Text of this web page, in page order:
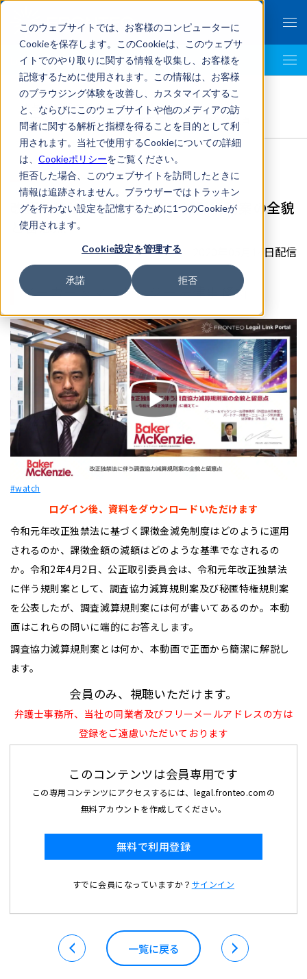
このウェブサイトでは、お客様のコンピューターに
Cookieを保存します。このCookieは、このウェブサ
イトでのやり取りに関する情報を収集し、お客様を
記憶するために使用されます。この情報は、お客様
のブラウジング体験を改善し、カスタマイズするこ
と、ならびにこのウェブサイトや他のメディアの訪
問者に関する解析と指標を得ることを目的として利
用されます。当社で使用するCookieについての詳細
は、 Cookieポリシーをご覧ください。
拒否した場合、このウェブサイトを訪問したときに
情報は追跡されません。ブラウザーではトラッキン
グを行わない設定を記憶するために1つのCookieが
使用されます。
Cookie設定を管理する
承諾 拒否
LegalTech AI Top
FRONTEO Legal Link Portal >
独占禁止法,国際法務,Baker McKenzie>
改正独禁法に伴う調査協力減算規則案の全貌と留意点
改正独禁法に伴う調査協力減算規則案の全貌
と留意点
2020年05月14日配信
ベーカー＆マッケンジー法律事務所
#watch
ログイン後、資料をダウンロードいただけます
令和元年改正独禁法に基づく課徴金減免制度はどのように運用
されるのか、課徴金額の減額はどのような基準でなされるの
か。令和2年4月2日、公正取引委員会は、令和元年改正独禁法
に伴う規則案として、調査協力減算規則案及び秘匿特権規則案
を公表したが、調査減算規則案には何が書いてあるのか。本動
画はこれらの問いに端的にお答えします。
調査協力減算規則案とは何か、本動画で正面から簡潔に解説し
ます。
会員のみ、視聴いただけます。
弁護士事務所、当社の同業者及びフリーメールアドレスの方は
登録をご遠慮いただいております
このコンテンツは会員専用です
この専用コンテンツにアクセスするには、legal.fronteo.comの
無料アカウントを作成してください。
無料で利用登録
すでに会員になっていますか？ サインイン
一覧に戻る